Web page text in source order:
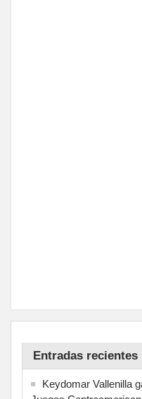
Entradas recientes
Keydomar Vallenilla